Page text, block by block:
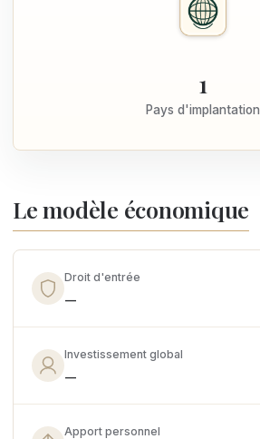
1
Pays d'implantation
Le modèle économique
Droit d'entrée
—
Investissement global
—
Apport personnel